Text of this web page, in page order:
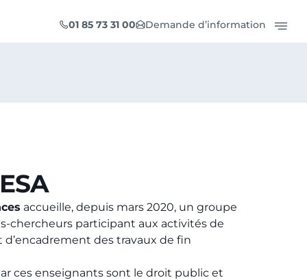
01 85 73 31 00 Demande d’information
accueille, depuis mars 2020, un groupe
chercheurs participant aux activités de
des travaux de fin
ces enseignants sont le droit public et